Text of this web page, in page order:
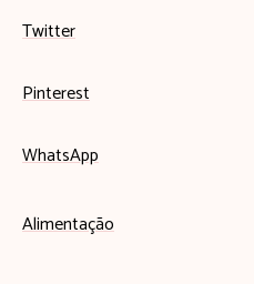
Twitter
Pinterest
WhatsApp
Alimentação